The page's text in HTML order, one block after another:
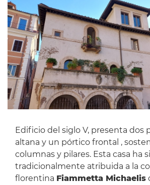
Edificio del siglo V, presenta dos
altana y un pórtico frontal ,
columnas y pilares. Esta casa ha
tradicionalmente atribuida a la
florentina Fiammetta Michaelis